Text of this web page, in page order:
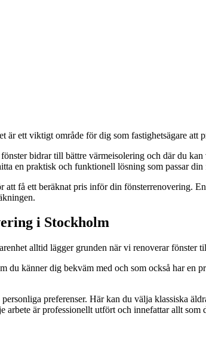
är ett viktigt område för dig som fastighetsägare att
bidrar till bättre värmeisolering och där du
en praktisk och funktionell lösning som passar
få ett beräknat pris inför din fönsterrenovering.
i Stockholm
alltid lägger grunden när vi renoverar fönster
känner dig bekväm med och som också har
preferenser. Här kan du välja klassiska
är professionellt utfört och innefattar allt som